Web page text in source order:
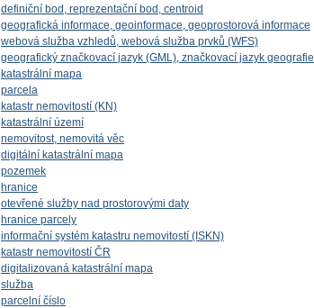
definiční bod, reprezentační bod, centroid
geografická informace, geoinformace, geoprostorová informace
webová služba vzhledů, webová služba prvků (WFS)
geografický značkovací jazyk (GML), značkovací jazyk geografie
katastrální mapa
parcela
katastr nemovitostí (KN)
katastrální území
nemovitost, nemovitá věc
digitální katastrální mapa
pozemek
hranice
otevřené služby nad prostorovými daty
hranice parcely
informační systém katastru nemovitostí (ISKN)
katastr nemovitostí ČR
digitalizovaná katastrální mapa
služba
parcelní číslo